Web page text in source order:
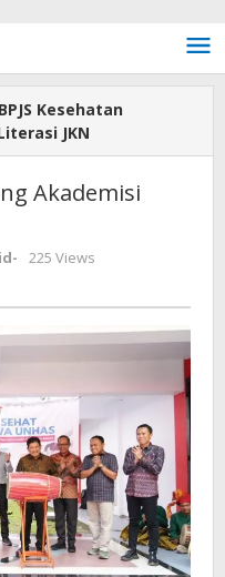
BPJS Kesehatan
JKN
Akademisi
-
225 Views